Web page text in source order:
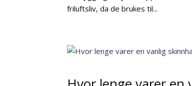
friluftsliv, da de brukes til...